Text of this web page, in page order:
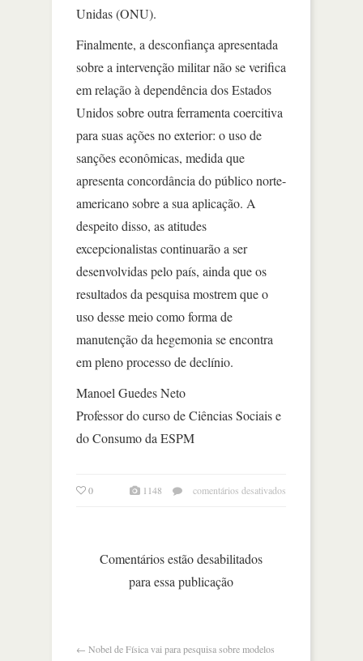
Unidas (ONU).
Finalmente, a desconfiança apresentada
sobre a intervenção militar não se verifica
em relação à dependência dos Estados
Unidos sobre outra ferramenta coercitiva
para suas ações no exterior: o uso de
sanções econômicas, medida que
apresenta concordância do público norte-
americano sobre a sua aplicação. A
despeito disso, as atitudes
excepcionalistas continuarão a ser
desenvolvidas pelo país, ainda que os
resultados da pesquisa mostrem que o
uso desse meio como forma de
manutenção da hegemonia se encontra
em pleno processo de declínio.
Manoel Guedes Neto
Professor do curso de Ciências Sociais e
do Consumo da ESPM
0 1148 comentários desativados
Comentários estão desabilitados
para essa publicação
← Nobel de Física vai para pesquisa sobre modelos